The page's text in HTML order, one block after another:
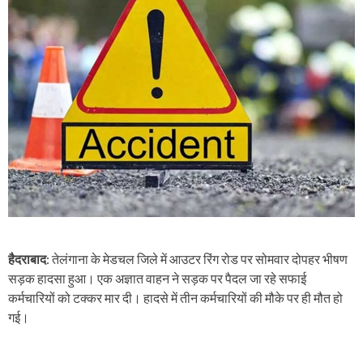
हैदराबाद: तेलंगाना के मेडचल जिले में आउटर रिंग रोड पर सोमवार दोपहर भीषण
सड़क हादसा हुआ। एक अज्ञात वाहन ने सड़क पर पैदल जा रहे सफाई
कर्मचारियों को टक्कर मार दी। हादसे में तीन कर्मचारियों की मौके पर ही मौत हो
गई।